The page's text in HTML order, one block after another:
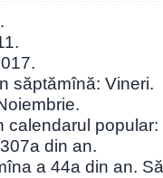
săptămînă: Vineri.
calendarul popular:
din an.
a 44a din an.